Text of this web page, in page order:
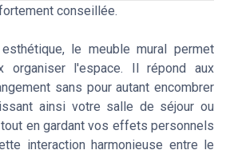
conseillée.
le meuble mural permet
organiser l'espace. Il répond aux
sans pour autant encombrer
ainsi votre salle de séjour ou
en gardant vos effets personnels
interaction harmonieuse entre le